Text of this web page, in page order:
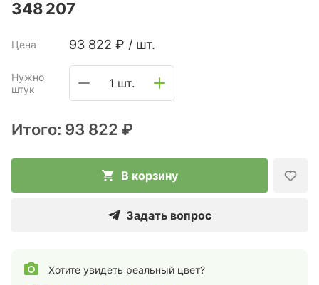
348 207
Цена 93 822 ₽ / шт.
Нужно
штук
1 шт.
Итого: 93 822 ₽
В корзину
Задать вопрос
Хотите увидеть реальный цвет?